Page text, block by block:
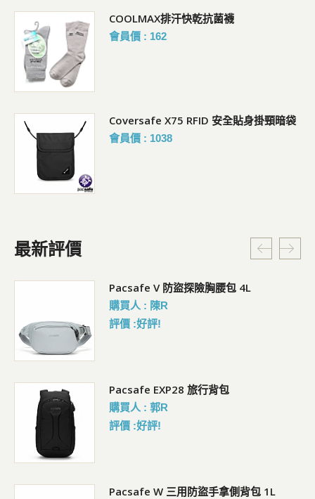
COOLMAX排汗快乾抗菌襪
會員價 : 162
Coversafe X75 RFID 安全貼身掛頸暗袋
會員價 : 1038
最新評價
Pacsafe V 防盜探險胸腰包 4L
購買人 : 陳R
評價 :好評!
Pacsafe EXP28 旅行背包
購買人 : 郭R
評價 :好評!
Pacsafe W 三用防盜手拿側背包 1L